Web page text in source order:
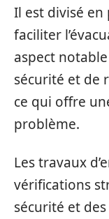
Il est divisé
faciliter
aspect
sécurité et de
ce qui offre
problème.
Les travaux
vérifications
sécurité et